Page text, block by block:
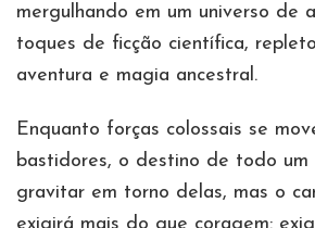
mergulhando em um universo de
toques de ficção científica,
aventura e magia ancestral.
Enquanto forças colossais se
bastidores, o destino de todo um
gravitar em torno delas, mas o